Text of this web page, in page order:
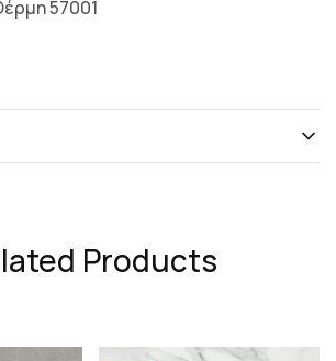
57001
Products